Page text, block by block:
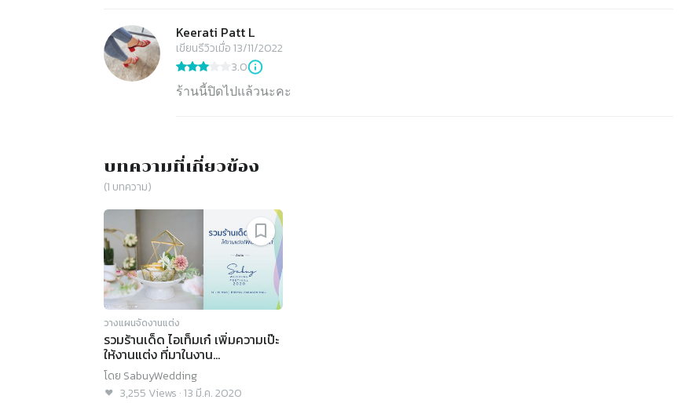
Keerati Patt L
เขียนรีวิวเมื่อ 13/11/2022
3.0
ร้านนี้ปิดไปแล้วนะคะ
บทความที่เกี่ยวข้อง
(1 บทความ)
วางแผนจัดงานแต่ง
รวมร้านเด็ด ไอเท็มเก๋ เพิ่มความเป๊ะ
ให้งานแต่ง ที่มาในงาน
SabuyWedding Festival 2020!
โดย SabuyWedding
3,255 Views ·13 มี.ค. 2020